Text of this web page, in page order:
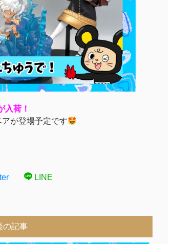
入荷！
が登場予定です
LINE
の記事